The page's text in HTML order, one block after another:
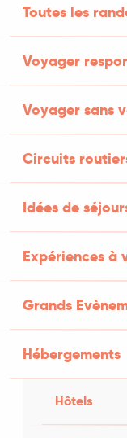
Toutes les
Voyager
Voyager sans
Circuits
Idées de
Expériences à
Grands
Hébergements
Hôtels
!